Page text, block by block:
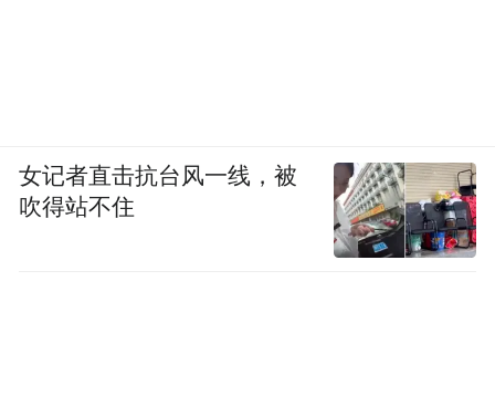
女记者直击抗台风一线，被
吹得站不住